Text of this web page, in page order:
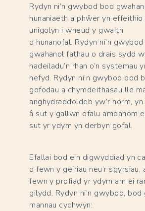
Rydyn ni’n gwybod bod
hunaniaeth a phŵer yn effeithio
unigolyn i wneud y gwaith
o hunanofal. Rydyn ni’n
gwahanol fathau o drais sydd
hadeiladu’n rhan o’n systemau
hefyd. Rydyn ni’n gwybod bod
gofodau a chymdeithasau lle
anghydraddoldeb yw’r norm,
â sut y gallwn ofalu amdanom
sut yr ydym yn derbyn gofal.
Efallai bod ein digwyddiad yn
o fewn y geiriau neu’r sgyrsiau,
fewn y profiad yr ydym am ei
gilydd. Rydyn ni’n gwybod, bod
mannau cychwyn: